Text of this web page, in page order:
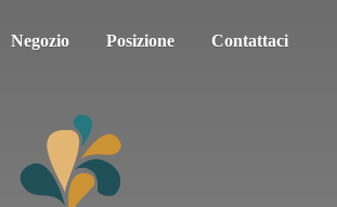
Negozio Posizione Contattaci